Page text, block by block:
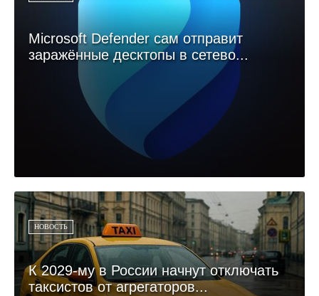
Microsoft Defender сам отправит
заражённые десктопы в сетево...
НОВОСТЬ
К 2029-му в России начнут отключать
таксистов от агрегаторов...